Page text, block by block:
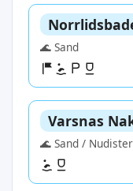
🌊 Sand
Varsnas
🌊 Sand / Nudister